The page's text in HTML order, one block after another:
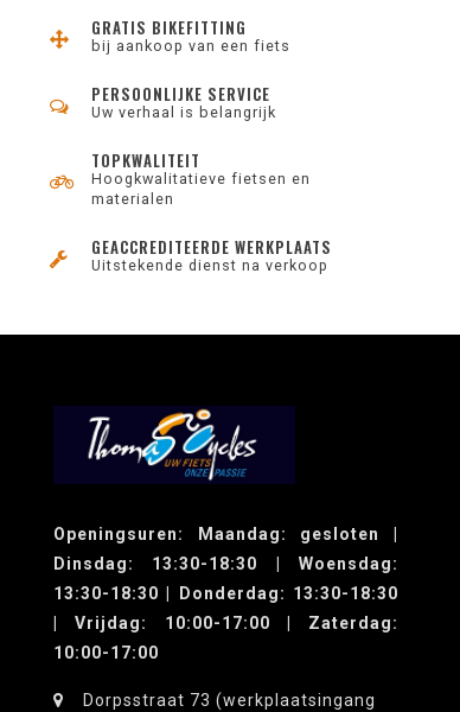
GRATIS BIKEFITTING
bij aankoop van een fiets
PERSOONLIJKE SERVICE
Uw verhaal is belangrijk
TOPKWALITEIT
Hoogkwalitatieve fietsen en
materialen
GEACCREDITEERDE WERKPLAATS
Uitstekende dienst na verkoop
Openingsuren: Maandag: gesloten |
Dinsdag: 13:30-18:30 | Woensdag:
13:30-18:30 | Donderdag: 13:30-18:30
| Vrijdag: 10:00-17:00 | Zaterdag:
10:00-17:00
Dorpsstraat 73 (werkplaatsingang